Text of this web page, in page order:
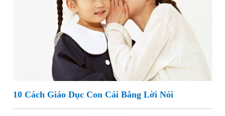
10 Cách Giáo Dục Con Cái Bằng Lời Nói